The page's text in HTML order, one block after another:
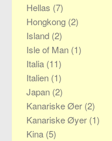
Hellas (7)
Hongkong (2)
Island (2)
Isle of Man (1)
Italia (11)
Italien (1)
Japan (2)
Kanariske Øer (2)
Kanariske Øyer (1)
Kina (5)